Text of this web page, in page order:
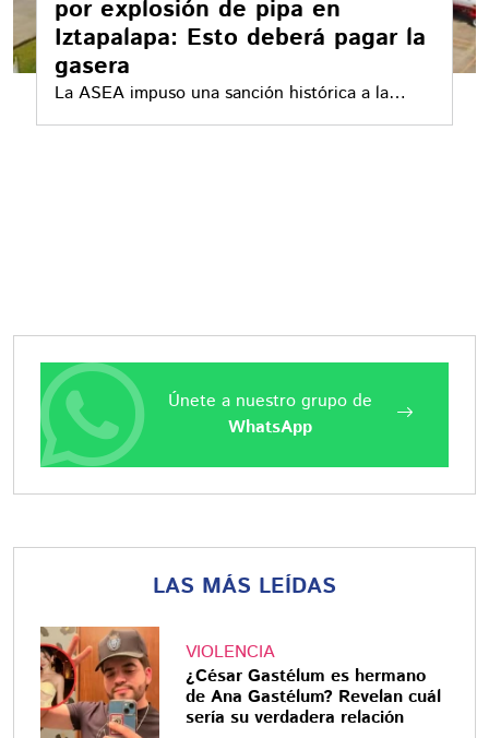
por explosión de pipa en
Iztapalapa: Esto deberá pagar la
gasera
La ASEA impuso una sanción histórica a la
gasera, que enfrenta 32 expedientes por
Únete a nuestro grupo de
WhatsApp
LAS MÁS LEÍDAS
VIOLENCIA
¿César Gastélum es hermano
de Ana Gastélum? Revelan cuál
sería su verdadera relación